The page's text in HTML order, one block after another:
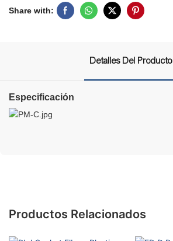
Share with:
Detalles Del Producto
Especificación
Productos Relacionados